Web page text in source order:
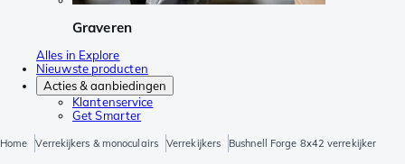
Graveren
Alles in Explore
Nieuwste producten
Acties & aanbiedingen
Klantenservice
Get Smarter
Home Verrekijkers & monoculairs Verrekijkers Bushnell Forge 8x42 verrekijker